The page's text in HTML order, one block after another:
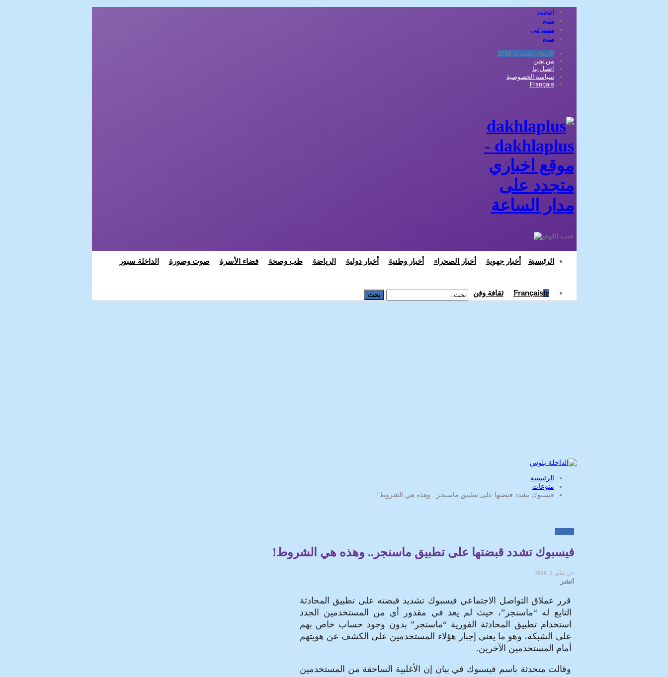
إعجاب
متابع
مشتركين
متابع
الأربعاء, غشت 5, 2026
من نحن
اتصل بنا
سياسة الخصوصية
Français
dakhlaplus -
موقع اخباري
متجدد على
مدار الساعة
الرئيسية أخبار جهوية أخبار الصحراء أخبار وطنية أخبار دولية الرياضة طب وصحة فضاء الأسرة صوت وصورة الداخلة سبور
FrançaisFr ثقافة وفن
الرئيسية
منوعات
فيسبوك تشدد قبضتها على تطبيق ماسنجر.. وهذه هي الشروط!
فيسبوك تشدد قبضتها على تطبيق ماسنجر.. وهذه هي الشروط!
فييناير 2, 2020
انشر
قرر عملاق التواصل الاجتماعي فيسبوك تشديد قبضته على تطبيق المحادثة
التابع له “ماسنجر”، حيث لم يعد في مقدور أي من المستخدمين الجدد
استخدام تطبيق المحادثة الفورية “ماسنجر” بدون وجود حساب خاص بهم
على الشبكة، وهو ما يعني إجبار هؤلاء المستخدمين على الكشف عن هويتهم
أمام المستخدمين الآخرين.
وقالت متحدثة باسم فيسبوك في بيان إن الأغلبية الساحقة من المستخدمين